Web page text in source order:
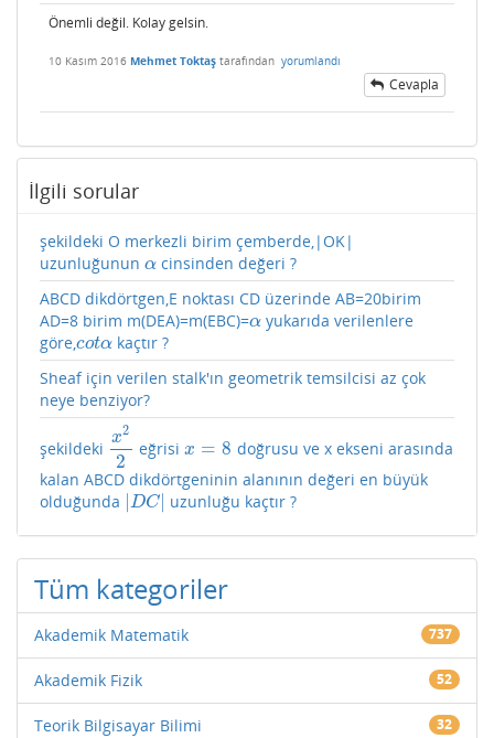
Önemli değil. Kolay gelsin.
10 Kasım 2016 Mehmet Toktaş tarafından yorumlandı
Cevapla
İlgili sorular
şekildeki O merkezli birim çemberde,|OK|
uzunluğunun α
α cinsinden değeri ?
ABCD dikdörtgen,E noktası CD üzerinde AB=20birim
AD=8 birim m(DEA)=m(EBC)=α
α yukarıda verilenlere
göre,cotα
cotα kaçtır ?
Sheaf için verilen stalk'ın geometrik temsilcisi az çok
neye benziyor?
şekildeki
x2
2
x22 eğrisix = 8
x= 8
doğrusu ve x ekseni arasında
kalan ABCD dikdörtgeninin alanının değeri en büyük
olduğunda
DC|
|DC| uzunluğu kaçtır ?
Tüm kategoriler
Akademik Matematik 737
Akademik Fizik 52
Teorik Bilgisayar Bilimi 32